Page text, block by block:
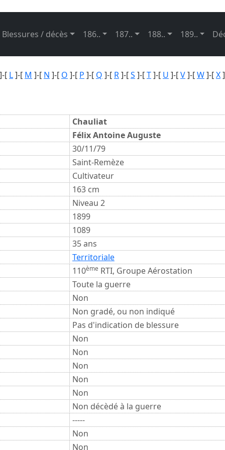
Blessures / décès 186.. 187.. 188.. 189..
[ L]-[ M ]-[ N ]-[ O ]-[ P ]-[ Q ]-[ R]-[S ]-[T]-[ U ]-[V]-[W]-[X
Chauliat
Félix Antoine Auguste
30/11/79
Saint-Remèze
Cultivateur
163 cm
Niveau 2
1899
1089
35 ans
Territoriale
110ème RTI, Groupe Aérostation
Toute la guerre
Non
Non gradé, ou non indiqué
Pas d'indication de blessure
Non
Non
Non
Non
Non
Non décèdé à la guerre
-----
Non
Non